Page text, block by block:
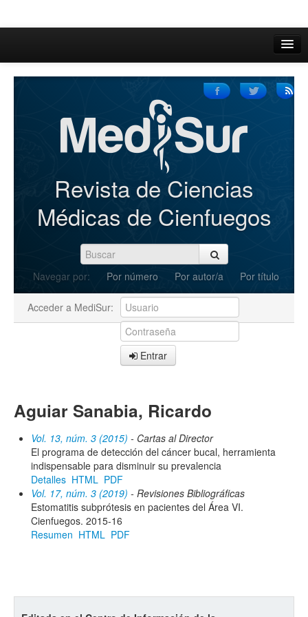
Inicio
Iniciar sesión
Registrarse
Revista de Ciencias
Médicas de Cienfuegos
Navegar por: Por número Por autor/a Por título
Acceder a MediSur:
Entrar
Aguiar Sanabia, Ricardo
Vol. 13, núm. 3 (2015) - Cartas al Director
El programa de detección del cáncer bucal, herramienta
indispensable para disminuir su prevalencia
Detalles HTML PDF
Vol. 17, núm. 3 (2019) - Revisiones Bibliográficas
Estomatitis subprótesis en pacientes del Área VI.
Cienfuegos. 2015-16
Resumen HTML PDF